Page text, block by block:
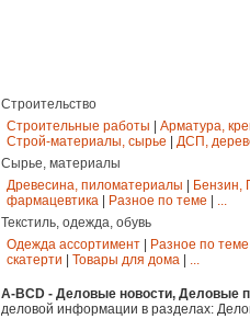
Строительство
Строительные работы
Арматура,
Строй-материалы, сырье
ДСП,
Сырье, материалы
Древесина, пиломатериалы
Бензин,
фармацевтика
Разное по теме
...
Текстиль, одежда, обувь
Одежда ассортимент
Разное по теме
скатерти
Товары для дома ...
A-BCD - Деловые новости, Деловые
деловой информации в разделах: